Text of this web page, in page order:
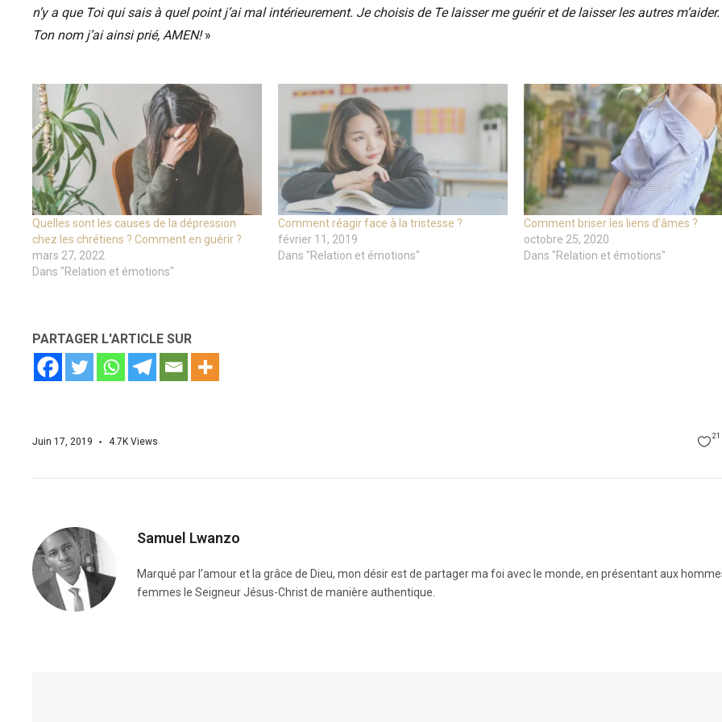
n’y a que Toi qui sais à quel point j’ai mal intérieurement. Je choisis de Te laisser me guérir et de laisser les autres m’aider.
Ton nom j’ai ainsi prié, AMEN!»
Quelles sont les causes de la dépression
chez les chrétiens ? Comment en guérir ?
mars 27, 2022
Dans "Relation et émotions"
Comment réagir face à la tristesse ?
février 11, 2019
Dans "Relation et émotions"
Comment briser les liens d’âmes ?
octobre 25, 2020
Dans "Relation et émotions"
PARTAGER L'ARTICLE SUR
Juin 17, 2019 4.7K Views 21
Samuel Lwanzo
Marqué par l’amour et la grâce de Dieu, mon désir est de partager ma foi avec le monde, en présentant aux
femmes le Seigneur Jésus-Christ de manière authentique.